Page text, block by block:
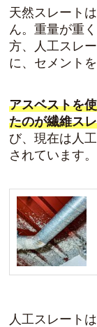
天然スレート
ん。重量が重
方、
人工スレ
に、セメント
アスベストを
たのが繊維ス
び、現在は人
されています。
人工スレート